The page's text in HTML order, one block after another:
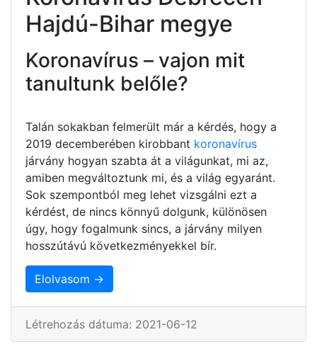
Hajdú-Bihar megye
Koronavírus – vajon mit
tanultunk belőle?
Talán sokakban felmerült már a kérdés, hogy a
2019 decemberében kirobbant koronavírus
járvány hogyan szabta át a világunkat, mi az,
amiben megváltoztunk mi, és a világ egyaránt.
Sok szempontból meg lehet vizsgálni ezt a
kérdést, de nincs könnyű dolgunk, különösen
úgy, hogy fogalmunk sincs, a járvány milyen
hosszútávú következményekkel bír.
Elolvasom →
Létrehozás dátuma: 2021-06-12